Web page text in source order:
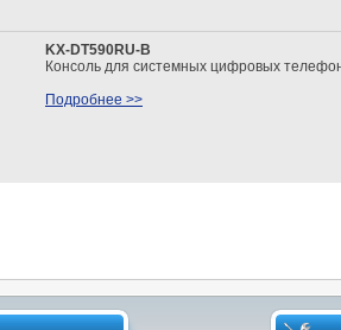
KX-DT590RU-B
Консоль для системных цифровых
Подробнее >>